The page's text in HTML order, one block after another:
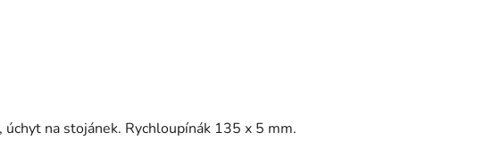
na stojánek. Rychloupínák 135 x 5 mm.